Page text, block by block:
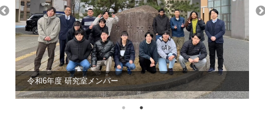
令和6年度 研究室メンバー